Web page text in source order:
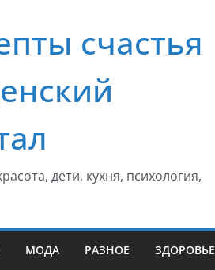
счастья
дети, кухня, психология,
МОДА РАЗНОЕ ЗДОРОВЬЕ